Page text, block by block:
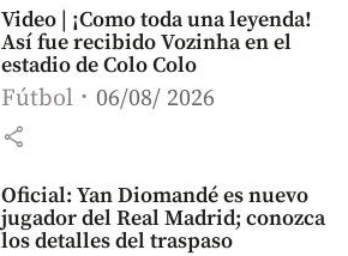
Video | ¡Como toda una leyenda!
Así fue recibido Vozinha en el
estadio de Colo Colo
Fútbol 06/08/ 2026
share
Oficial: Yan Diomandé es nuevo
jugador del Real Madrid; conozca
los detalles del traspaso